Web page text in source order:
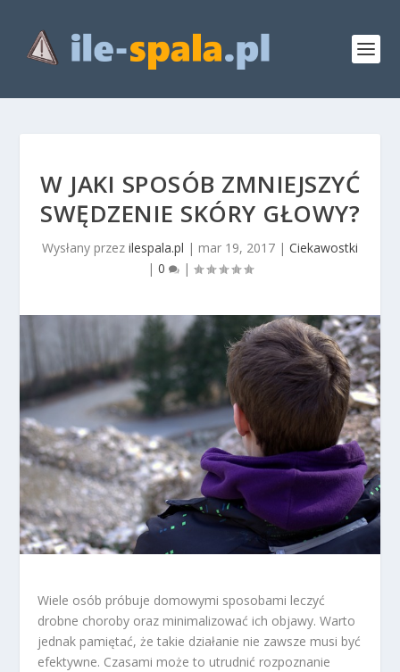
W JAKI SPOSÓB ZMNIEJSZYĆ
SWĘDZENIE SKÓRY GŁOWY?
Wysłany przez ilespala.pl | mar 19, 2017 | Ciekawostki
| 0 |
Wiele osób próbuje domowymi sposobami leczyć
drobne choroby oraz minimalizować ich objawy. Warto
jednak pamiętać, że takie działanie nie zawsze musi być
efektywne. Czasami może to utrudnić rozpoznanie